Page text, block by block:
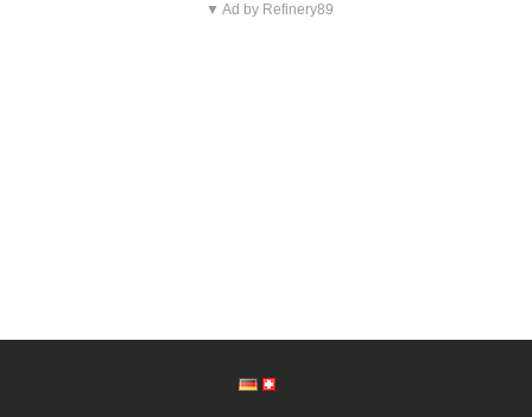
▼ Ad by Refinery89